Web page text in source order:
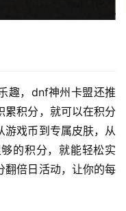
趣，dnf神州卡盟还推
累积分，就可以在积分
游戏币到专属皮肤，从
的积分，就能轻松实
翻倍日活动，让你的每